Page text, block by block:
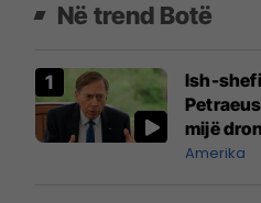
Në trend Botë
Ish-
mijë
mbetet
Amerika